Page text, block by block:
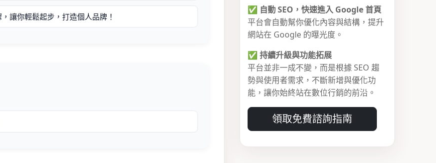
讓你輕鬆起步，打造個人品牌！
✅ 自動 SEO，快速進入 Google 首頁
平台會自動幫你優化內容與結構，提升
網站在 Google 的曝光度。
✅ 持續升級與功能拓展
平台並非一成不變，而是根據 SEO 趨
勢與使用者需求，不斷新增與優化功
能，讓你始終站在數位行銷的前沿。
領取免費諮詢指南